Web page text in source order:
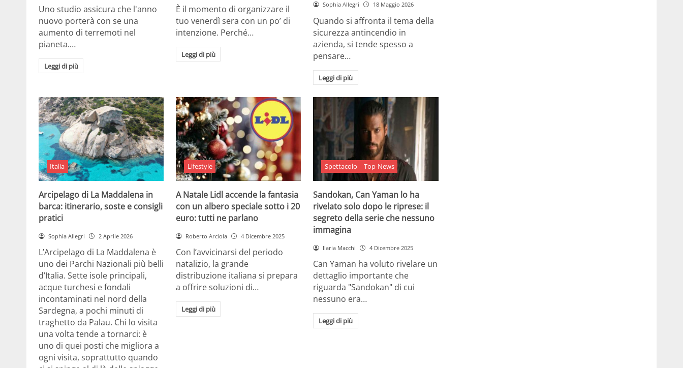
Uno studio assicura che l'anno
nuovo porterà con se una
aumento di terremoti nel
pianeta.…
Leggi di più
È il momento di organizzare il
tuo venerdì sera con un po’ di
intenzione. Perché…
Leggi di più
Sophia Allegri 18 Maggio 2026
Quando si affronta il tema della
sicurezza antincendio in
azienda, si tende spesso a
pensare…
Leggi di più
Italia
Arcipelago di La Maddalena in
barca: itinerario, soste e consigli
pratici
Sophia Allegri 2 Aprile 2026
L’Arcipelago di La Maddalena è
uno dei Parchi Nazionali più belli
d’Italia. Sette isole principali,
acque turchesi e fondali
incontaminati nel nord della
Sardegna, a pochi minuti di
traghetto da Palau. Chi lo visita
una volta tende a tornarci: è
uno di quei posti che migliora a
ogni visita, soprattutto quando
Lifestyle
A Natale Lidl accende la fantasia
con un albero speciale sotto i 20
euro: tutti ne parlano
Roberto Arciola 4 Dicembre 2025
Con l’avvicinarsi del periodo
natalizio, la grande
distribuzione italiana si prepara
a offrire soluzioni di…
Leggi di più
Spettacolo Top-News
Sandokan, Can Yaman lo ha
rivelato solo dopo le riprese: il
segreto della serie che nessuno
immagina
Ilaria Macchi 4 Dicembre 2025
Can Yaman ha voluto rivelare un
dettaglio importante che
riguarda "Sandokan" di cui
nessuno era…
Leggi di più